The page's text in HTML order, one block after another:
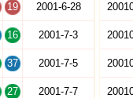
19 2001-6-28
16 2001-7-3
37 2001-7-5
27 2001-7-7